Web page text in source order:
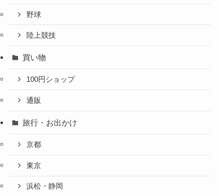
野球
陸上競技
買い物
100円ショップ
通販
旅行・お出かけ
京都
東京
浜松・静岡